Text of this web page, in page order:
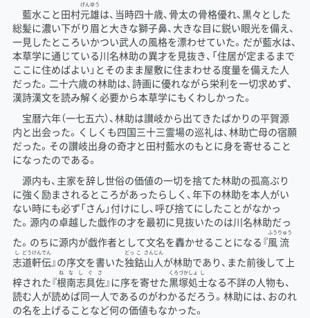
藍水こと田村元
げん
雄
ゆう
は、当時四十歳、骨太の骨格優れ、黒々とした
総髪に濃い下がり眉と大きな獅子鼻、大きな目に鋭い眼光を備え、
一見したところいかつい武人の風格を漂わせていた。だが藍水は、
本草学に通じている川名林助の異才を見抜き、「住居が定まるまで
ここに住めばよい」とそのまま屋敷に住まわせる度量を備えた人
だった。二十六歳の林助は、詩画に優れながら栄利を一切求めず、
漢詩漢文を読み解く必要から本草学にもくわしかった。
宝暦六年（一七五六）、林助は讃岐から出てきたばかりの平賀源
内と出会った。くしくも四国三十三霊場の巡礼は、林助亡母の宿願
だった。その讃岐出身の奇才と田村藍水のもとに身を寄せること
になったのである。
源内も、主家を辞し世俗の価値の一切を捨てた林助の孤高ぶり
に強く励まされるところがあったらしく、年下の林助を本人がい
ない時にも必ず「さん」付けにし、呼び捨てにしたことがなかっ
た。源内の卓越した戯作の才を最初に見抜いたのは川名林助だっ
た。のちに源内が戯作者として文名を轟かせることになる『風
ふう
流
りゅう
志
し
道
どう
軒
けん
伝
でん
』の序文を書いた独
どっ
鈷
こ
山人
さんじん
が林助であり、また前後して上
梓された『根南志具佐
ねなしぐさ
』に序を寄せた黒塚
くろづか
処
しょ
士
し
なる不詳の人物も、
読む人が読めば同一人であるのがわかるだろう。林助には、おのれ
の名を上げることなど何の価値もなかった。